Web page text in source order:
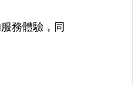
務體驗，同